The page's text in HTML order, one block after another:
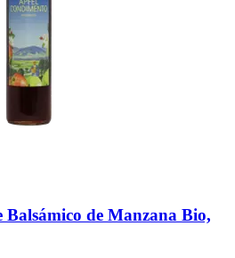
Balsámico de Manzana Bio,